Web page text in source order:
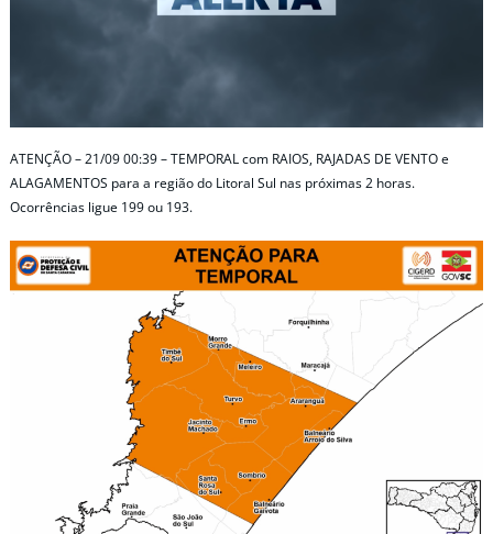
ATENÇÃO – 21/09 00:39 – TEMPORAL com RAIOS, RAJADAS DE VENTO e
ALAGAMENTOS para a região do Litoral Sul nas próximas 2 horas.
Ocorrências ligue 199 ou 193.